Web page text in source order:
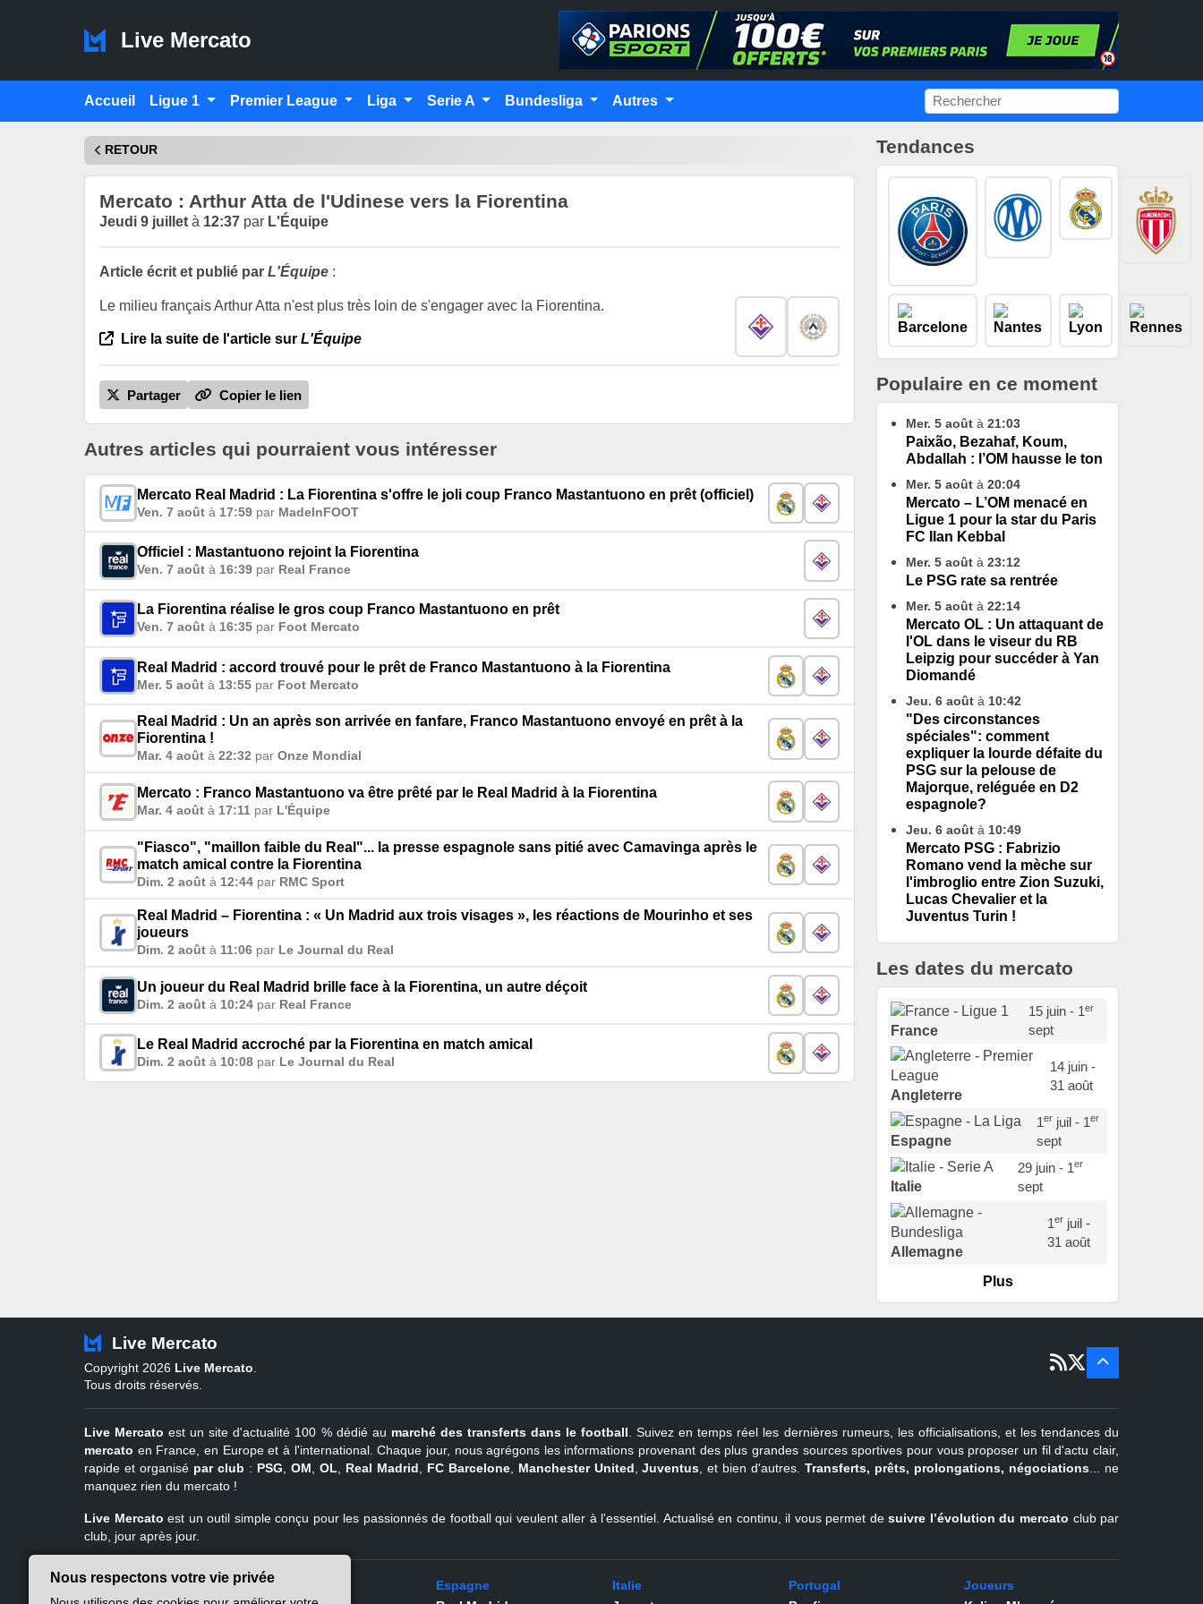
Live Mercato
Accueil Ligue 1 Premier League Liga Serie A Bundesliga Autres
RETOUR
Mercato : Arthur Atta de l'Udinese vers la Fiorentina
Jeudi 9 juillet à 12:37 par L'Équipe
Article écrit et publié par L'Équipe :
Le milieu français Arthur Atta n'est plus très loin de s'engager avec la Fiorentina.
Lire la suite de l'article sur L'Équipe
Partager Copier le lien
Autres articles qui pourraient vous intéresser
Mercato Real Madrid : La Fiorentina s'offre le joli coup Franco Mastantuono en prêt (officiel)
Ven. 7 août à 17:59 par MadeInFOOT
Officiel : Mastantuono rejoint la Fiorentina
Ven. 7 août à 16:39 par Real France
La Fiorentina réalise le gros coup Franco Mastantuono en prêt
Ven. 7 août à 16:35 par Foot Mercato
Real Madrid : accord trouvé pour le prêt de Franco Mastantuono à la Fiorentina
Mer. 5 août à 13:55 par Foot Mercato
Real Madrid : Un an après son arrivée en fanfare, Franco Mastantuono envoyé en prêt à la
Fiorentina !
Mar. 4 août à 22:32 par Onze Mondial
Mercato : Franco Mastantuono va être prêté par le Real Madrid à la Fiorentina
Mar. 4 août à 17:11 par L'Équipe
"Fiasco", "maillon faible du Real"... la presse espagnole sans pitié avec Camavinga après le
match amical contre la Fiorentina
Dim. 2 août à 12:44 par RMC Sport
Real Madrid – Fiorentina : « Un Madrid aux trois visages », les réactions de Mourinho et ses
joueurs
Dim. 2 août à 11:06 par Le Journal du Real
Un joueur du Real Madrid brille face à la Fiorentina, un autre déçoit
Dim. 2 août à 10:24 par Real France
Le Real Madrid accroché par la Fiorentina en match amical
Dim. 2 août à 10:08 par Le Journal du Real
Tendances
Populaire en ce moment
Mer. 5 août à 21:03
Paixão, Bezahaf, Koum,
Abdallah : l’OM hausse le ton
Mer. 5 août à 20:04
Mercato – L’OM menacé en
Ligue 1 pour la star du Paris
FC Ilan Kebbal
Mer. 5 août à 23:12
Le PSG rate sa rentrée
Mer. 5 août à 22:14
Mercato OL : Un attaquant de
l'OL dans le viseur du RB
Leipzig pour succéder à Yan
Diomandé
Jeu. 6 août à 10:42
"Des circonstances
spéciales": comment
expliquer la lourde défaite du
PSG sur la pelouse de
Majorque, reléguée en D2
espagnole?
Jeu. 6 août à 10:49
Mercato PSG : Fabrizio
Romano vend la mèche sur
l'imbroglio entre Zion Suzuki,
Lucas Chevalier et la
Juventus Turin !
Les dates du mercato
France
15 juin - 1er
sept
Angleterre
14 juin -
31 août
Espagne
1erjuil - 1er
sept
Italie
29 juin - 1er
sept
Allemagne
1erjuil -
31 août
Portugal
15 sept
sept
Turquie
sept
Belgique
er
juil -
31 août
Plus
Live Mercato
Copyright 2026 Live Mercato.
Tous droits réservés.
Live Mercato est un site d'actualité 100 % dédié au marché des transferts dans le football . Suivez en temps réel les dernières rumeurs, les officialisations, et les tendances du
mercato en France, en Europe et à l'international. Chaque jour, nous agrégons les informations provenant des plus grandes sources sportives pour vous proposer un fil d'actu clair,
rapide et organisé par club : PSG OM OL Real Madrid FC Barcelone, Manchester United ,Juventus , et bien d'autres.Transferts, prêts, prolongations, négociations ... ne
manquez rien du mercato !
Live Mercato est un outil simple conçu pour les passionnés de football qui veulent aller à l'essentiel. Actualisé en continu, il vous permet desuivre l’évolution du mercato club par
club, jour après jour.
Live Mercato
Ligue 1
Espagne
Italie
Portugal
Joueurs
Nous respectons votre vie privée